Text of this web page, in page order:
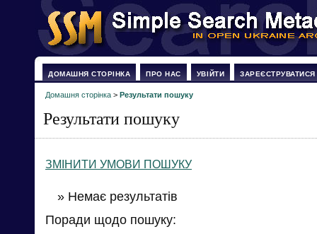
ДОМАШНЯ СТОРІНКА ПРО НАС УВІЙТИ ЗАРЕЄСТРУВАТИСЯ
Домашня сторінка > Результати пошуку
Результати пошуку
ЗМІНИТИ УМОВИ ПОШУКУ
» Немає результатів
Поради щодо пошуку: